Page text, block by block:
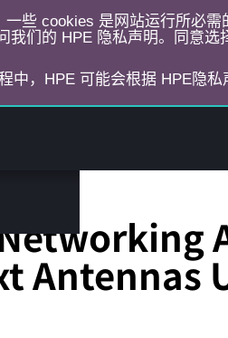
一些 cookies 是网站运行所必
我们的 HPE 隐私声明。同意
中，HPE 可能会根据 HPE隐私
Antennas